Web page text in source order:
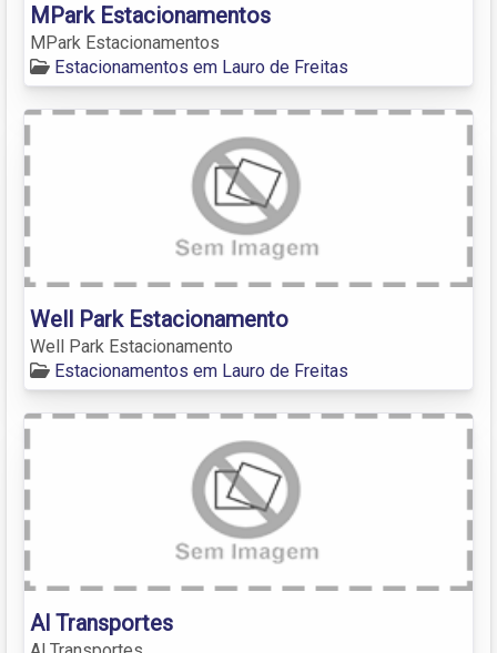
MPark Estacionamentos
MPark Estacionamentos
Estacionamentos em Lauro de Freitas
Well Park Estacionamento
Well Park Estacionamento
Estacionamentos em Lauro de Freitas
Al Transportes